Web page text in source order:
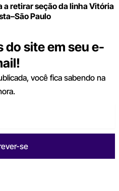
a retirar seção da linha Vitória
Paulo
do site em seu e-
você fica sabendo na
se